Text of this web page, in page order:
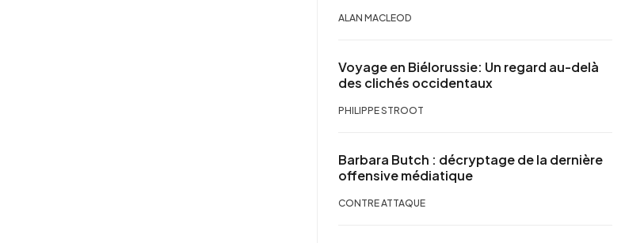
ALAN MACLEOD
Voyage en Biélorussie: Un regard au-delà
des clichés occidentaux
PHILIPPE STROOT
Barbara Butch : décryptage de la dernière
offensive médiatique
CONTRE ATTAQUE